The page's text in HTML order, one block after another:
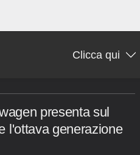
Clicca qui
presenta sul
l'ottava generazione